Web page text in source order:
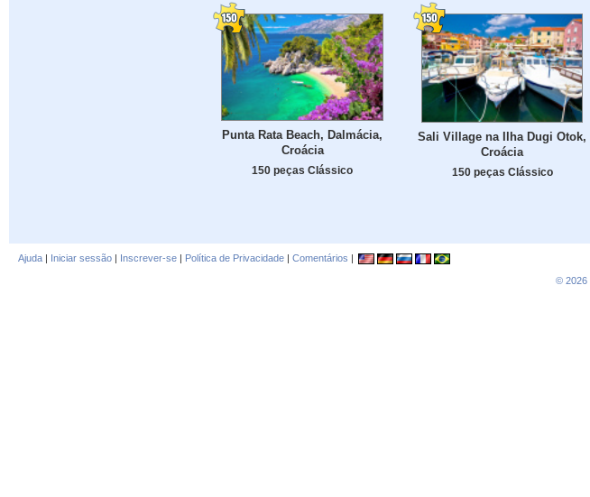
Punta Rata Beach, Dalmácia,
Croácia
150 peças Clássico
Sali Village na Ilha Dugi Otok,
Croácia
150 peças Clássico
Ajuda | Iniciar sessão | Inscrever-se | Política de Privacidade | Comentários |
© 2026